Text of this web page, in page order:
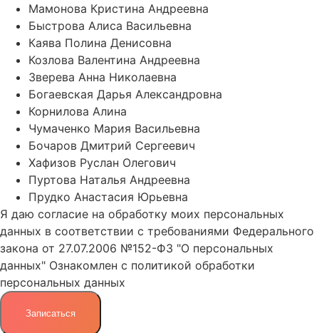
Мамонова Кристина Андреевна
Быстрова Алиса Васильевна
Каява Полина Денисовна
Козлова Валентина Андреевна
Зверева Анна Николаевна
Богаевская Дарья Александровна
Корнилова Алина
Чумаченко Мария Васильевна
Бочаров Дмитрий Сергеевич
Хафизов Руслан Олегович
Пуртова Наталья Андреевна
Прудко Анастасия Юрьевна
Я даю согласие на обработку моих персональных
данных в соответствии с требованиями Федерального
закона от 27.07.2006 №152-ФЗ "О персональных
данных" Ознакомлен с политикой обработки
персональных данных
Записаться